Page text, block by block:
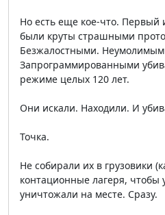
Но есть еще кое-что. Первый
были круты страшными
Безжалостными.
Запрограммированными
режиме целых 120 лет.
Они искали. Находили. И
Точка.
Не собирали их в грузовики
контационные лагеря, чтобы
уничтожали на месте. Сразу.